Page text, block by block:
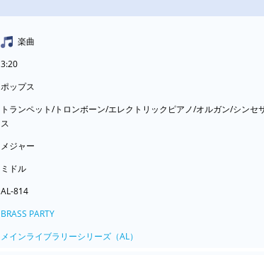
楽曲
3:20
ポップス
トランペット/トロンボーン/エレクトリックピアノ/オルガン/シン
ス
メジャー
ミドル
AL-814
BRASS PARTY
メインライブラリーシリーズ（AL）